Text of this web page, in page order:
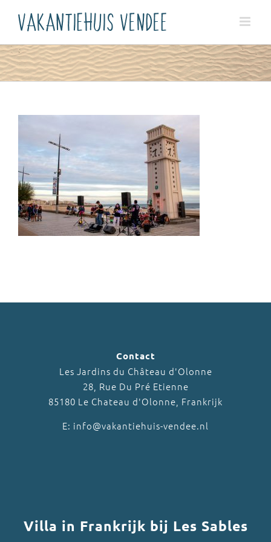
Contact
Les Jardins du Château d'Olonne
28, Rue Du Pré Etienne
85180 Le Chateau d'Olonne, Frankrijk
E: info@vakantiehuis-vendee.nl
Villa in Frankrijk bij Les Sables